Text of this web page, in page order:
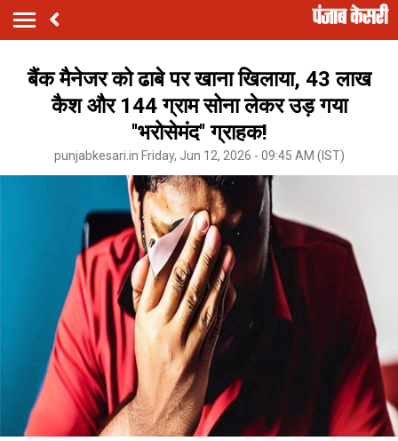
बैंक मैनेजर को ढाबे पर खाना खिलाया, 43 लाख
कैश और 144 ग्राम सोना लेकर उड़ गया
''भरोसेमंद'' ग्राहक!
punjabkesari.in Friday, Jun 12, 2026 - 09:45 AM (IST)